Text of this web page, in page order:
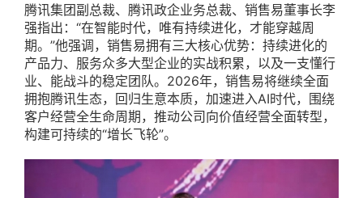
腾讯集团副总裁、腾讯政企业务总裁、销售易董事长李
强指出：“在智能时代，唯有持续进化，才能穿越周
期。”他强调，销售易拥有三大核心优势：持续进化的
产品力、服务众多大型企业的实战积累，以及一支懂行
业、能战斗的稳定团队。2026年，销售易将继续全面
拥抱腾讯生态，回归生意本质，加速进入AI时代，围绕
客户经营全生命周期，推动公司向价值经营全面转型，
构建可持续的“增长飞轮”。